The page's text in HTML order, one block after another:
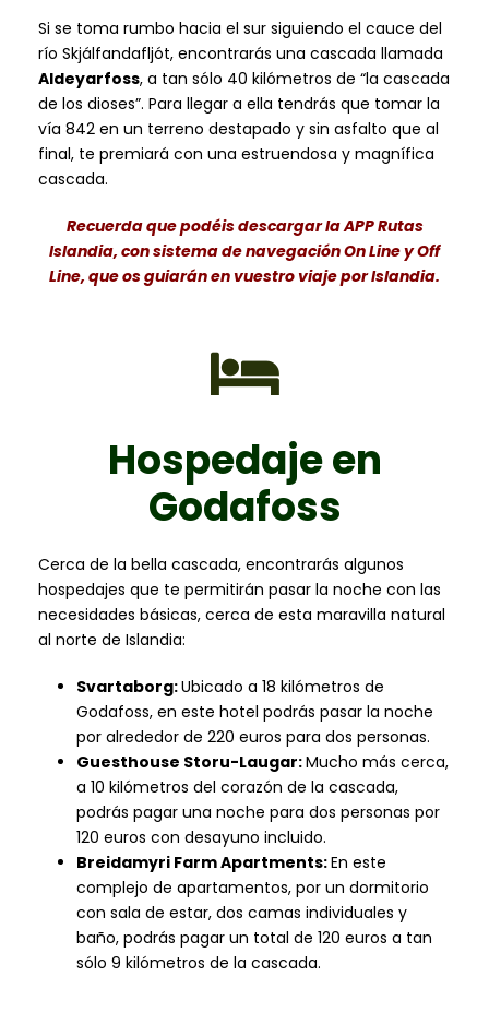
Si se toma rumbo hacia el sur siguiendo el cauce del
río Skjálfandafljót, encontrarás una cascada llamada
Aldeyarfoss, a tan sólo 40 kilómetros de “la cascada
de los dioses”. Para llegar a ella tendrás que tomar la
vía 842 en un terreno destapado y sin asfalto que al
final, te premiará con una estruendosa y magnífica
cascada.
Recuerda que podéis descargar la APP Rutas
Islandia, con sistema de navegación On Line y Off
Line, que os guiarán en vuestro viaje por Islandia.
Hospedaje en
Godafoss
Cerca de la bella cascada, encontrarás algunos
hospedajes que te permitirán pasar la noche con las
necesidades básicas, cerca de esta maravilla natural
al norte de Islandia:
Svartaborg:Ubicado a 18 kilómetros de
Godafoss, en este hotel podrás pasar la noche
por alrededor de 220 euros para dos personas.
Guesthouse Storu-Laugar:Mucho más cerca,
a 10 kilómetros del corazón de la cascada,
podrás pagar una noche para dos personas por
120 euros con desayuno incluido.
Breidamyri Farm Apartments:En este
complejo de apartamentos, por un dormitorio
con sala de estar, dos camas individuales y
baño, podrás pagar un total de 120 euros a tan
sólo 9 kilómetros de la cascada.